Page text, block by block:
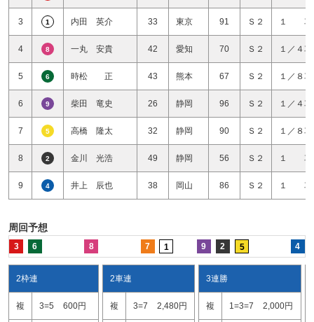
3 1 内田 英介 33 東京 91 Ｓ２ １ 車
4 8 一丸 安貴 42 愛知 70 Ｓ２ １／４
5 6 時松 正 43 熊本 67 Ｓ２ １／８
6 9 柴田 竜史 26 静岡 96 Ｓ２ １／４
7 5 高橋 隆太 32 静岡 90 Ｓ２ １／８
8 2 金川 光浩 49 静岡 56 Ｓ２ １ 車
9 4 井上 辰也 38 岡山 86 Ｓ２ １ 車
周回予想
3 6 8 7 1 9 2 5 4
2枠連
複 3=5 600円
2車連
複 3=7 2,480円
3連勝
複 1=3=7 2,000円